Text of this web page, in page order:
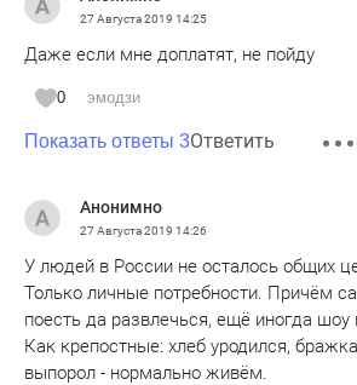
27 Августа 2019 14:25
Даже если мне доплатят, не пойду
0 эмодзи
Показать ответы 3Ответить
Анонимно
27 Августа 2019 14:26
У людей в России не осталось общих
Только личные потребности. Причём
поесть да развлечься, ещё иногда шоу
Как крепостные: хлеб уродился,
выпорол - нормально живём.